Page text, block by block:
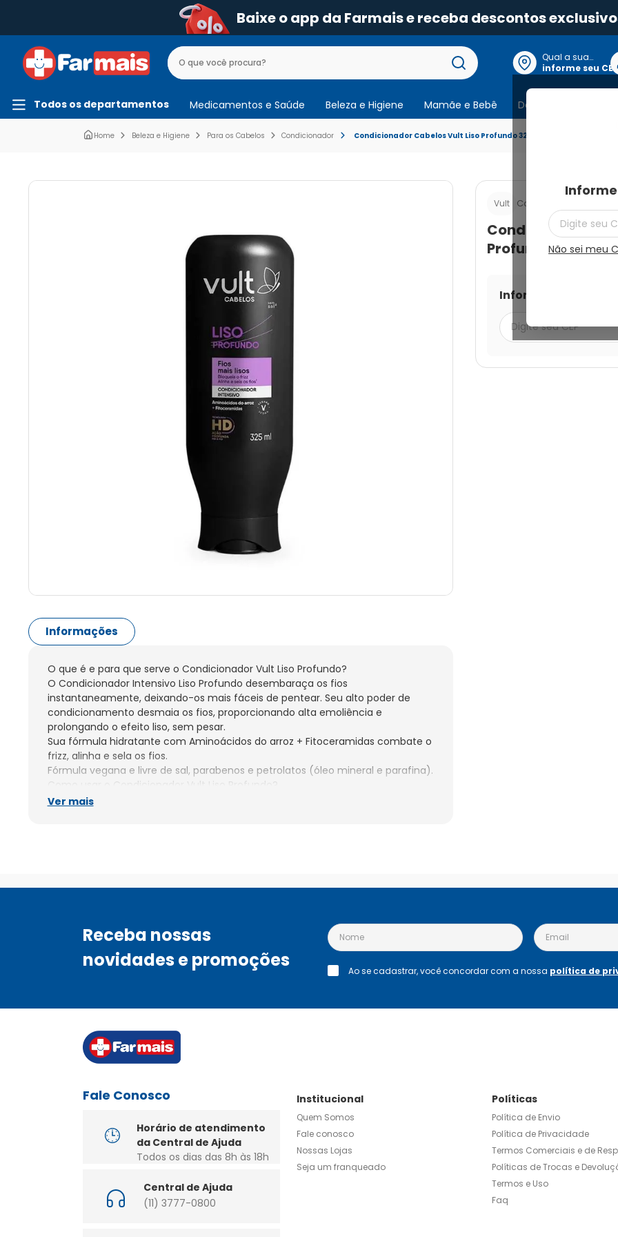
Baixe o app da Farmais e receba descontos
Qual a sua
localização?
informe seu CEP
Não sei meu
Todos os departamentos Medicamentos e Saúde Beleza e Higiene Mamãe e Bebê Dermocosmeticos
Beleza e Higiene Para os Cabelos Condicionador Condicionador Cabelos Vult Liso Profundo 325ml
Informações
O que é e para que serve o Condicionador Vult Liso Profundo?
O Condicionador Intensivo Liso Profundo desembaraça os fios
instantaneamente, deixando-os mais fáceis de pentear. Seu alto poder de
condicionamento desmaia os fios, proporcionando alta emoliência e
prolongando o efeito liso, sem pesar.
Sua fórmula hidratante com Aminoácidos do arroz + Fitoceramidas combate o
frizz, alinha e sela os fios.
Fórmula vegana e livre de sal, parabenos e petrolatos (óleo mineral e parafina).
Como usar o Condicionador Vult Liso Profundo?
Durante o banho, aplique o condicionador no cabelo úmido, em todo o
Evite contato com os olhos e mucosas. Caso ocorra, lave com água em
médica.
Conserve em local seco e arejado ao abrigo da luz.
Mantenha fora do alcance das crianças e de animais domésticos.
Ver mais
Vult Cod.:
Condicionador
Profundo 325ml
Informe seu CEP
Receba nossas
novidades e promoções
Ao se cadastrar, você concordar com a nossa política de
Fale Conosco
Horário de atendimento
da Central de Ajuda
Todos os dias das 8h às 18h
Central de Ajuda
(11) 3777-0800
Institucional
Quem Somos
Fale conosco
Nossas Lojas
Seja um franqueado
Políticas
Política de Envio
Política de Privacidade
Termos Comerciais e de
Políticas de Trocas e
Termos e Uso
Faq